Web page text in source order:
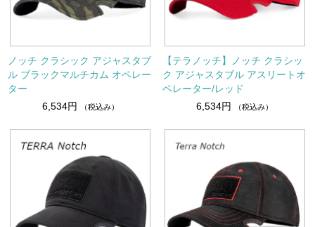
ノッチ クラシック アジャスタブ
ル ブラックマルチカム オペレー
ター
6,534円
（税込み）
【テラノッチ】ノッチ クラシッ
ク アジャスタブル アスリートオ
ペレーター/レッド
6,534円
（税込み）